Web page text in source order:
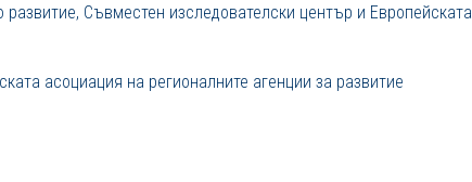
Съвместен изследователски център и Европейската
асоциация на регионалните агенции за развитие